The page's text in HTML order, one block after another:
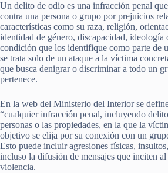
Un delito de odio es una infracción penal
contra una persona o grupo por prejuicios
características como su raza, religión,
identidad de género, discapacidad, ideología
condición que los identifique como parte de
se trata solo de un ataque a la víctima
que busca denigrar o discriminar a todo un
pertenece.
En la web del Ministerio del Interior se
“cualquier infracción penal, incluyendo
personas o las propiedades, en la que la
objetivo se elija por su conexión con un
Esto puede incluir agresiones físicas,
incluso la difusión de mensajes que inciten
violencia.